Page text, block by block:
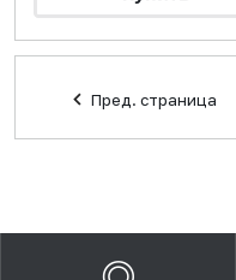
Пред. страница